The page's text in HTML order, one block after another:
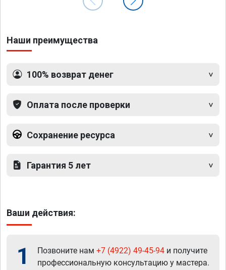
Наши преимущества
100% возврат денег
Оплата после проверки
Сохранение ресурса
Гарантия 5 лет
Ваши действия:
1 Позвоните нам +7 (4922) 49-45-94 и получите
профессиональную консультацию у мастера.